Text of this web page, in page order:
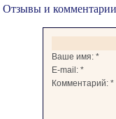
Отзывы и
Ваше имя: *
E-mail: *
Комментарий: *